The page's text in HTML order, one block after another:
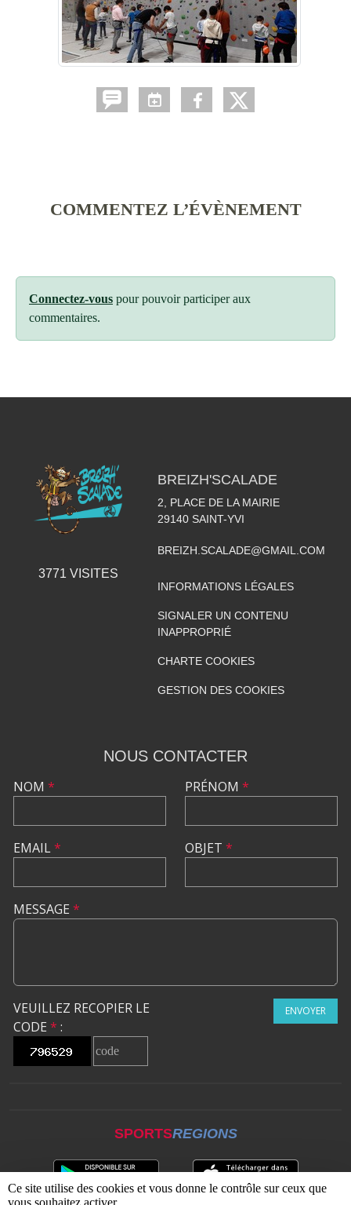
COMMENTEZ L’ÉVÈNEMENT
Connectez-vous pour pouvoir participer aux
commentaires.
3771 VISITES
BREIZH'SCALADE
2, PLACE DE LA MAIRIE
29140 SAINT-YVI
BREIZH.SCALADE@GMAIL.COM
INFORMATIONS LÉGALES
SIGNALER UN CONTENU
INAPPROPRIÉ
CHARTE COOKIES
GESTION DES COOKIES
NOUS CONTACTER
NOM *
EMAIL*
PRÉNOM *
OBJET *
MESSAGE *
VEUILLEZ RECOPIER LE
CODE * :
ENVOYER
SPORTSREGIONS
Ce site utilise des cookies et vous donne le contrôle sur ceux que
vous souhaitez activer